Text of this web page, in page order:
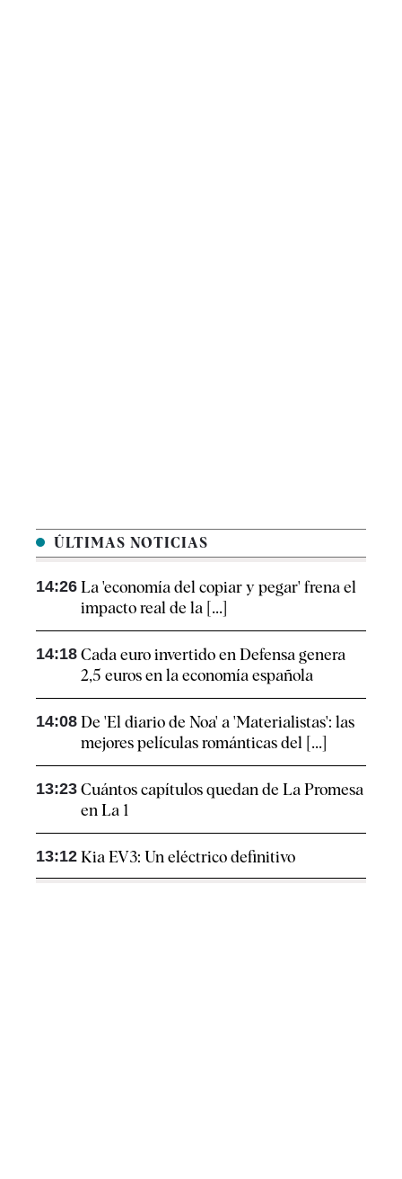
ÚLTIMAS NOTICIAS
14:26 La 'economía del copiar y pegar' frena el
impacto real de la [...]
14:18 Cada euro invertido en Defensa genera
2,5 euros en la economía española
14:08 De 'El diario de Noa' a 'Materialistas': las
mejores películas románticas del [...]
13:23 Cuántos capítulos quedan de La Promesa
en La 1
13:12 Kia EV3: Un eléctrico definitivo